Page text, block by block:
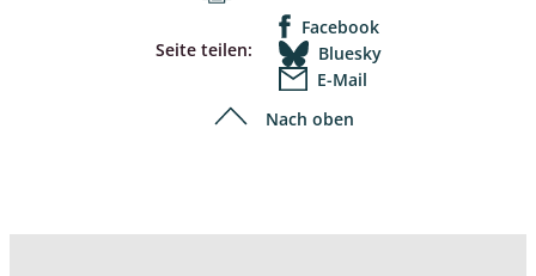
Seite teilen:
Facebook
Bluesky
E-Mail
Nach oben